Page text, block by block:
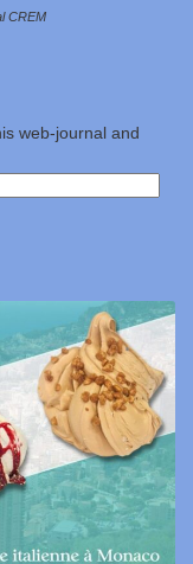
CREM
web-journal and